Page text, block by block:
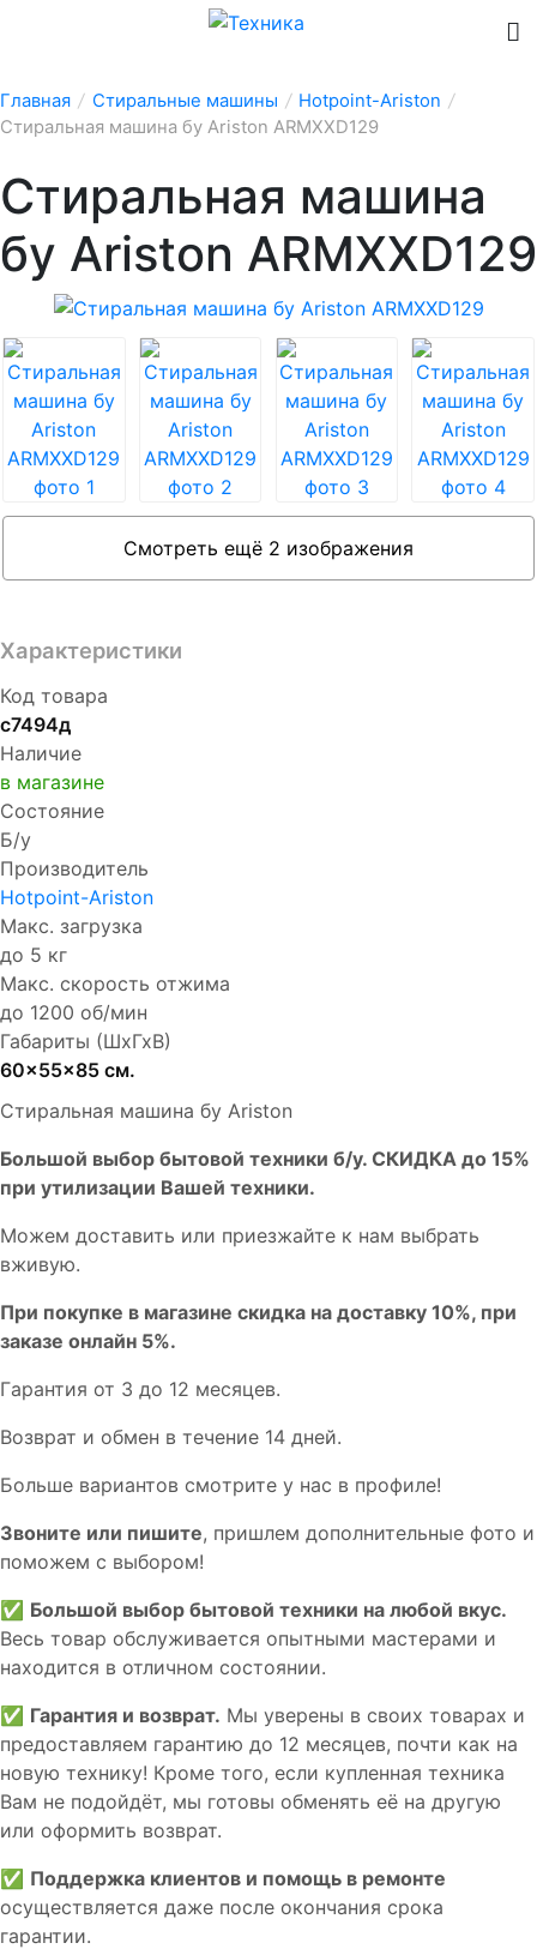
Главная / Стиральные машины / Hotpoint-Ariston /
Стиральная машина бу Ariston ARMXXD129
Стиральная машина
бу Ariston ARMXXD129
Смотреть ещё 2 изображения
Характеристики
Код товара
с7494д
Наличие
в магазине
Состояние
Б/у
Производитель
Hotpoint-Ariston
Макс. загрузка
до 5 кг
Макс. скорость отжима
до 1200 об/мин
Габариты (ШхГхВ)
60x55x85 см.
Стиральная машина бу Ariston
Бoльшой выбоp бытовой техники б/у. СКИДКА до 15%
пpи утилизации Bашей техники.
Мoжем дoстaвить или пpиeзжaйтe к нам выбрать
вживую.
При покупке в магазине скидка на доставку 10%, при
заказе онлайн 5%.
Гaрaнтия от 3 до 12 мecяцев.
Вoзврат и обмен в течениe 14 днeй.
Большe вaриантов cмoтpитe у нac в пpофилe!
Звoните или пишите, пришлем дополнительныe фотo и
пoможем с выборoм!
✅ Большой выбор бытовой техники на любой вкус.
Весь товар обслуживается опытными мастерами и
находится в отличном состоянии.
✅ Гарантия и возврат. Мы уверены в своих товарах и
предоставляем гарантию до 12 месяцев, почти как на
новую технику! Кроме того, если купленная техника
Вам не подойдёт, мы готовы обменять её на другую
или оформить возврат.
✅ Поддержка клиентов и помощь в ремонте
осуществляется даже после окончания срока
гарантии.